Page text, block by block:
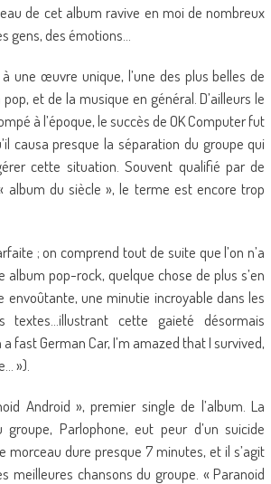
de cet album ravive en moi de nombreux
gens, des émotions…
une œuvre unique, l’une des plus belles de
et de la musique en général. D’ailleurs le
à l’époque, le succès de OK Computer fut
causa presque la séparation du groupe qui
cette situation. Souvent qualifié par de
album du siècle », le terme est encore trop
; on comprend tout de suite que l’on n’a
album pop-rock, quelque chose de plus s’en
envoûtante, une minutie incroyable dans les
textes…illustrant cette gaieté désormais
fast German Car, I’m amazed that I survived,
»).
Android », premier single de l’album. La
Parlophone, eut peur d’un suicide
morceau dure presque 7 minutes, et il s’agit
meilleures chansons du groupe. « Paranoid